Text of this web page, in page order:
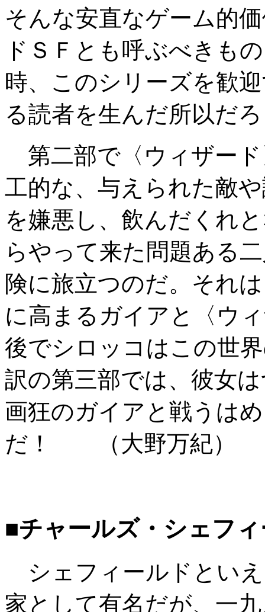
そんな安直なゲーム的
ドＳＦとも呼ぶべきも
時、このシリーズを歓
る読者を生んだ所以だ
第二部で〈ウィザー
工的な、与えられた敵
を嫌悪し、飲んだくれ
らやって来た問題ある
険に旅立つのだ。それ
に高まるガイアと〈ウ
後でシロッコはこの世
訳の第三部では、彼女
画狂のガイアと戦うは
だ！ （大野万紀）
■チャールズ・シェフ
シェフィールドとい
家として有名だが、一